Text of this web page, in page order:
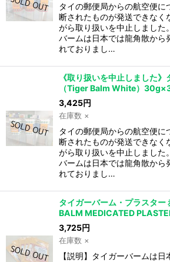
タイの郵便局からの航空便に
断されたものが発送できなく
がら取り扱いを中止しました
バームは日本では龍角散から
れておりまし…
《取り扱いを中止しました》
（Tiger Balm White）
3,425円
在庫数 ×
タイの郵便局からの航空便に
断されたものが発送できなく
がら取り扱いを中止しました
バームは日本では龍角散から
れておりまし…
タイガーバーム・プラスター
BALM MEDICATED
3,725円
在庫数 ×
【説明】タイガーバームは